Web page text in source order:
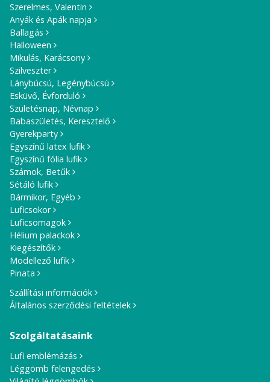
Szerelmes, Valentin
Anyák és Apák napja
Ballagás
Halloween
Mikulás, Karácsony
Szilveszter
Lánybúcsú, Legénybúcsú
Esküvő, Évforduló
Születésnap, Névnap
Babaszületés, Keresztelő
Gyerekparty
Egyszínű latex lufik
Egyszínű fólia lufik
Számok, Betűk
Sétáló lufik
Bármikor, Egyéb
Luficsokor
Luficsomagok
Hélium palackok
Kiegészítők
Modellező lufik
Pinata
Szállítási információk
Általános szerződési feltételek
Szolgáltatásaink
Lufi emblémázás
Léggömb felengedés